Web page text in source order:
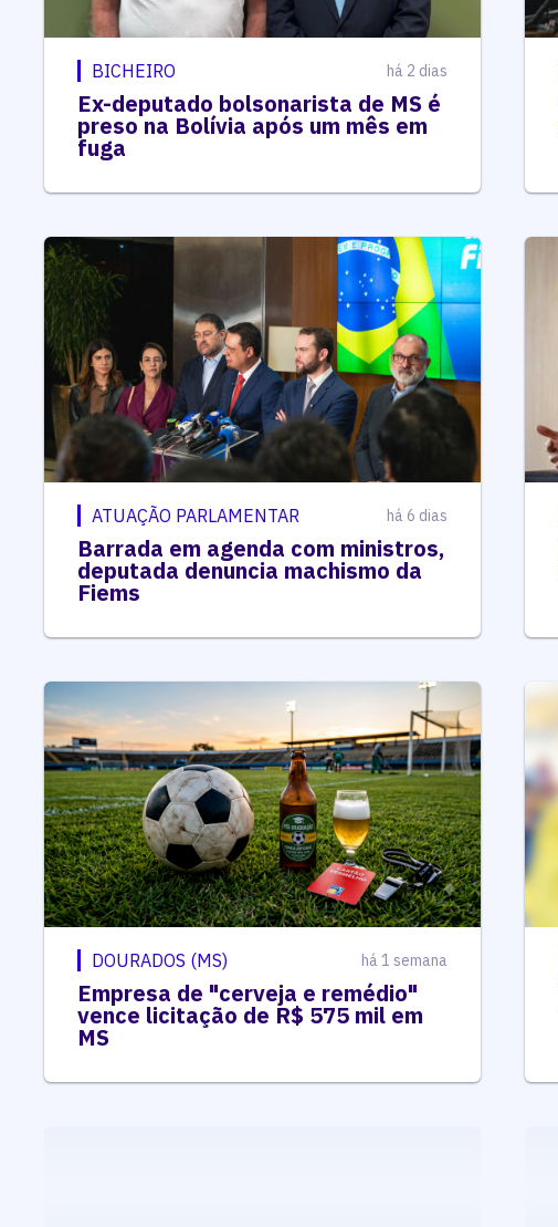
BICHEIRO há 2 dias
Ex-deputado bolsonarista de MS é
preso na Bolívia após um mês em
fuga
ATUAÇÃO PARLAMENTAR há 6 dias
Barrada em agenda com ministros,
deputada denuncia machismo da
Fiems
DOURADOS (MS) há 1 semana
Empresa de "cerveja e remédio"
vence licitação de R$ 575 mil em
MS